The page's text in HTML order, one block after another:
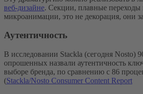
веб-дизайне. Секции, плавные переходы
микроанимации, это не декорация, они
Аутентичность
В исследовании Stackla (сегодня Nosto)
опрошенных назвали аутентичность
выборе бренда, по сравнению с 86
(Stackla/Nosto Consumer Content Report